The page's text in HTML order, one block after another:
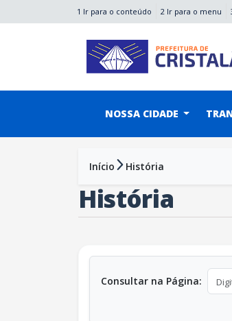
1 Ir para o conteúdo 2 Ir para o menu
NOSSA CIDADE
Início História
História
Consultar na Página: